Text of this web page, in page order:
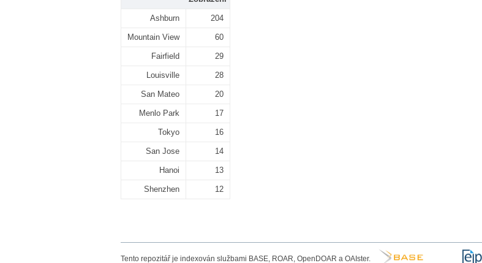
Ashburn 204
Mountain View 60
Fairfield 29
Louisville 28
San Mateo 20
Menlo Park 17
Tokyo 16
San Jose 14
Hanoi 13
Shenzhen 12
Tento repozitář je indexován službami BASE, ROAR, OpenDOAR a OAIster.